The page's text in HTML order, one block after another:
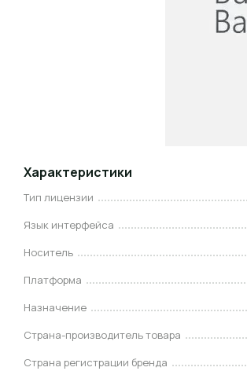
Характеристики
Тип лицензии
Язык интерфейса
Носитель
Платформа
Назначение
Страна-производитель товара
Страна регистрации бренда